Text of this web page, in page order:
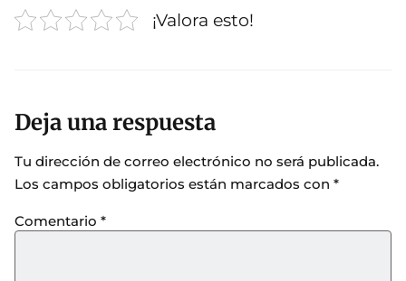
¡Valora esto!
Deja una respuesta
Tu dirección de correo electrónico no será publicada.
Los campos obligatorios están marcados con *
Comentario *